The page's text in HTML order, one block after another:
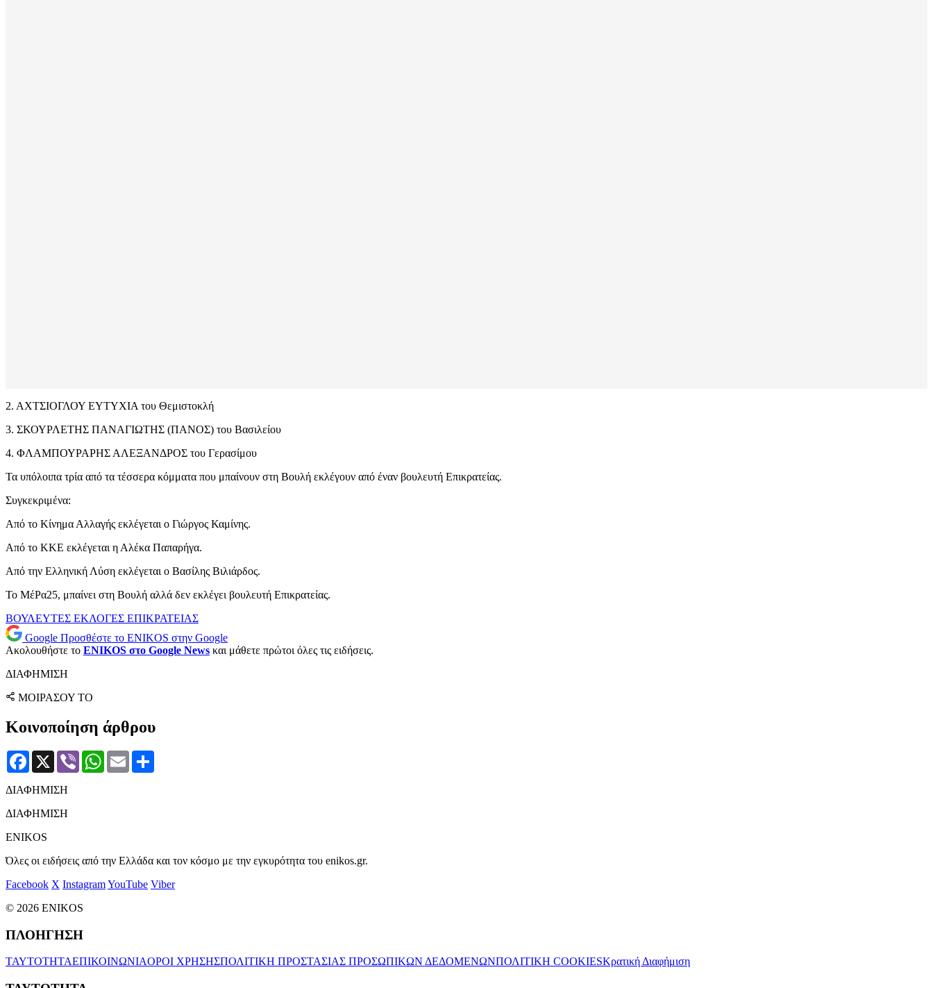
2. ΑΧΤΣΙΟΓΛΟΥ ΕΥΤΥΧΙΑ του Θεμιστοκλή
3. ΣΚΟΥΡΛΕΤΗΣ ΠΑΝΑΓΙΩΤΗΣ (ΠΑΝΟΣ) του Βασιλείου
4. ΦΛΑΜΠΟΥΡΑΡΗΣ ΑΛΕΞΑΝΔΡΟΣ του Γερασίμου
Τα υπόλοιπα τρία από τα τέσσερα κόμματα που μπαίνουν στη Βουλή εκλέγουν από έναν βουλευτή Επικρατείας.
Συγκεκριμένα:
Από το Κίνημα Αλλαγής εκλέγεται ο Γιώργος Καμίνης.
Από το ΚΚΕ εκλέγεται η Αλέκα Παπαρήγα.
Από την Ελληνική Λύση εκλέγεται ο Βασίλης Βιλιάρδος.
Το ΜέΡα25, μπαίνει στη Βουλή αλλά δεν εκλέγει βουλευτή Επικρατείας.
ΒΟΥΛΕΥΤΕΣ ΕΚΛΟΓΕΣ ΕΠΙΚΡΑΤΕΙΑΣ
Google Προσθέστε το ENIKOS στην Google
Ακολουθήστε το ENIKOS στο Google News και μάθετε πρώτοι όλες τις ειδήσεις.
ΔΙΑΦΗΜΙΣΗ
ΜΟΙΡΑΣΟΥ ΤΟ
Κοινοποίηση άρθρου
Facebook
X Viber WhatsApp
Email
ΔΙΑΦΗΜΙΣΗ
ΔΙΑΦΗΜΙΣΗ
ENIKOS
Όλες οι ειδήσεις από την Ελλάδα και τον κόσμο με την εγκυρότητα του enikos.gr.
Facebook X InstagramYouTube Viber
© 2026 ENIKOS
ΠΛΟΗΓΗΣΗ
ΤΑΥΤΟΤΗΤΑΕΠΙΚΟΙΝΩΝΙΑΟΡΟΙ ΧΡΗΣΗΣΠΟΛΙΤΙΚΗ ΠΡΟΣΤΑΣΙΑΣ ΠΡΟΣΩΠΙΚΩΝ ΔΕΔΟΜΕΝΩΝΠΟΛΙΤΙΚΗ COOKIESΚρατική Διαφήμιση